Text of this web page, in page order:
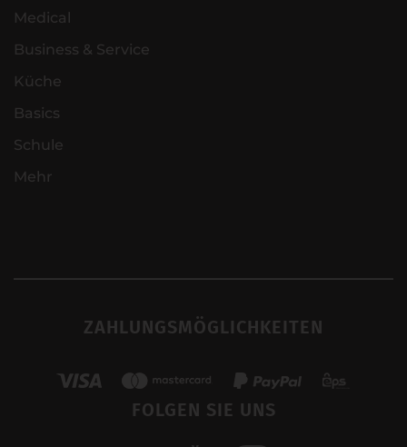
Medical
Business & Service
Küche
Basics
Schule
Mehr
ZAHLUNGSMÖGLICHKEITEN
FOLGEN SIE UNS